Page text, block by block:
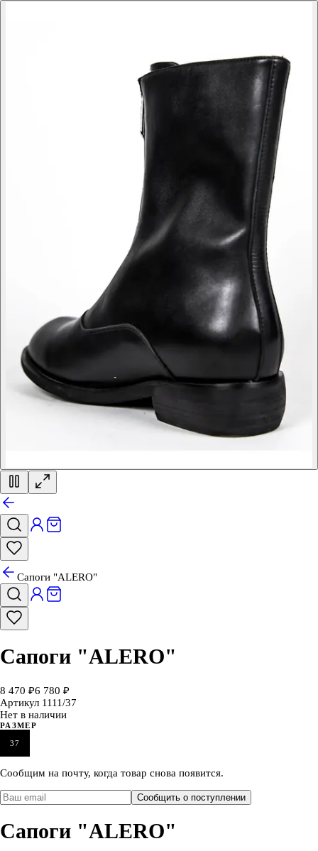
Сапоги "ALERO"
Сапоги "ALERO"
8 470 ₽6 780 ₽
Артикул 1111/37
Нет в наличии
РАЗМЕР
37
Сообщим на почту, когда товар снова появится.
Сообщить о поступлении
Сапоги "ALERO"